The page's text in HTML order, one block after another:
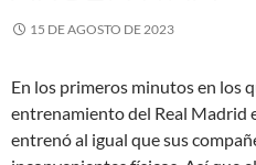
15 DE AGOSTO DE 2023
En los primeros minutos en los
entrenamiento del Real Madrid
entrenó al igual que sus